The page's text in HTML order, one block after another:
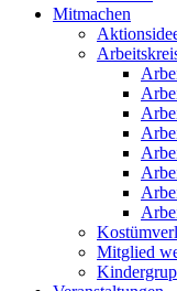
Mitmachen
Mitglied